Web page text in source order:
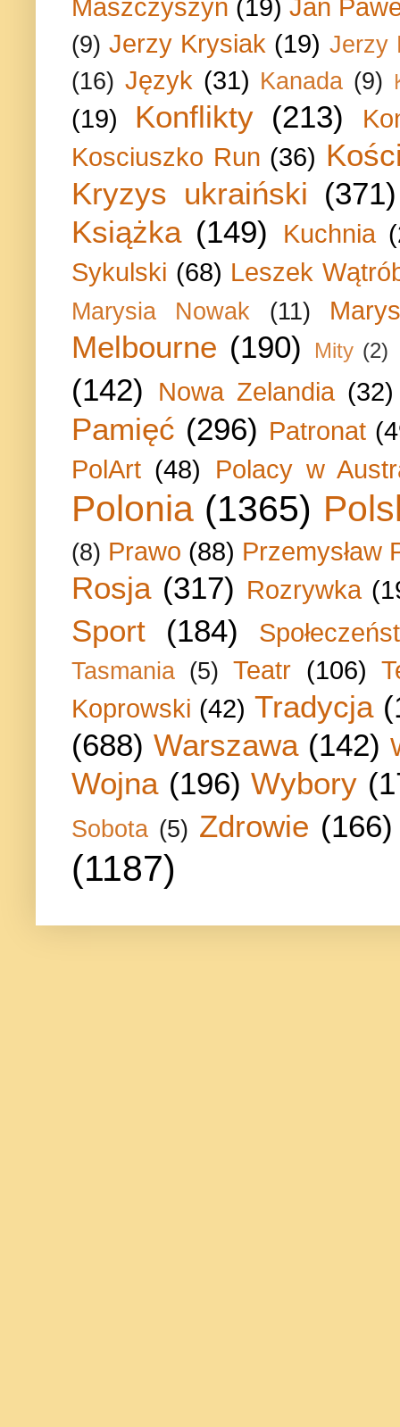
Maszczyszyn (19) Jan
(9) Jerzy Krysiak (19) Jerzy
(16) Język (31) Kanada (9)
(19) Konflikty (213)
Kosciuszko Run (36)
Kryzys ukraiński (371)
Książka (149) Kuchnia
Sykulski (68) Leszek
Marysia Nowak (11)
Melbourne (190) Mity (2)
(142) Nowa Zelandia (32)
Pamięć (296) Patronat
PolArt (48) Polacy w
Polonia (1365)
(8) Prawo (88) Przemysław
Rosja (317) Rozrywka
Sport (184)
Tasmania (5) Teatr (106)
Koprowski (42) Tradycja
(688) Warszawa (142)
Wojna (196) Wybory
Sobota (5) Zdrowie (166)
(1187)